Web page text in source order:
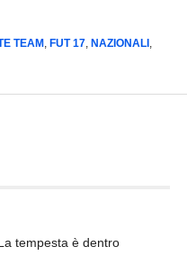
TEAM , FUT 17, NAZIONALI ,
tempesta è dentro